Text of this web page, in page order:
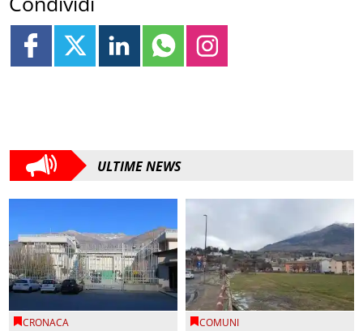
ULTIME NEWS
CRONACA COMUNI